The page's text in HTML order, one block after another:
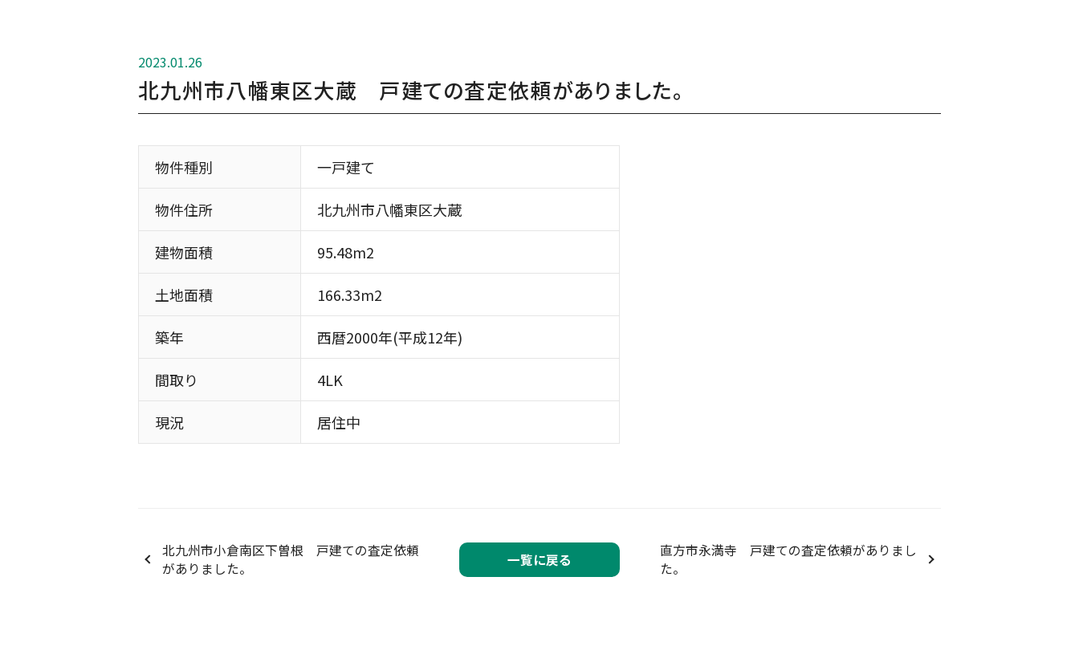
2023.01.26
北九州市八幡東区大蔵 戸建ての査定依頼がありました。
物件種別 一戸建て
物件住所 北九州市八幡東区大蔵
建物面積 95.48m2
土地面積 166.33m2
築年 西暦2000年(平成12年)
間取り 4LK
現況 居住中
北九州市小倉南区下曽根 戸建ての査定依頼
がありました。
一覧に戻る
直方市永満寺 戸建ての査定依頼がありまし
た。